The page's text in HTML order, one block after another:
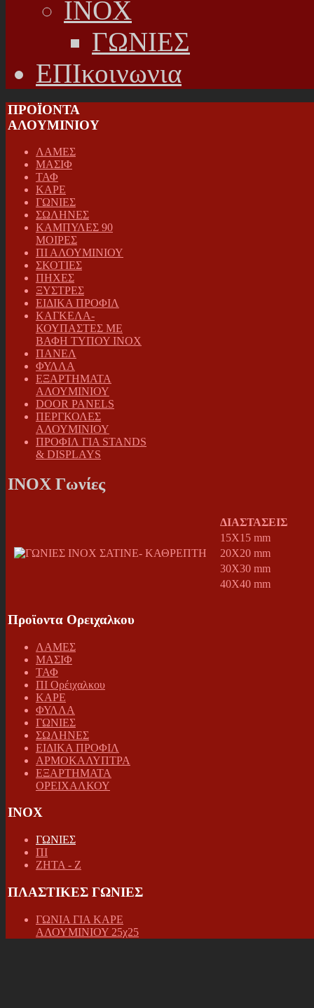
INOX
ΓΩΝΙΕΣ
ΕΠΙκοινωνια
ΠΡΟΪΟΝΤΑ
ΑΛΟΥΜΙΝΙΟΥ
ΛΑΜΕΣ
ΜΑΣΙΦ
ΤΑΦ
ΚΑΡΕ
ΓΩΝΙΕΣ
ΣΩΛΗΝΕΣ
ΚΑΜΠΥΛΕΣ 90
ΜΟΙΡΕΣ
ΠΙ ΑΛΟΥΜΙΝΙΟΥ
ΣΚΟΤΙΕΣ
ΠΗΧΕΣ
ΞΥΣΤΡΕΣ
ΕΙΔΙΚΑ ΠΡΟΦΙΛ
ΚΑΓΚΕΛΑ-
ΚΟΥΠΑΣΤΕΣ ΜΕ
ΒΑΦΗ ΤΥΠΟΥ INOX
ΠΑΝΕΛ
ΦΥΛΛΑ
ΕΞΑΡΤΗΜΑΤΑ
ΑΛΟΥΜΙΝΙΟΥ
DOOR PANELS
ΠΕΡΓΚΟΛΕΣ
ΑΛΟΥΜΙΝΙΟΥ
ΠΡΟΦΙΛ ΓΙΑ STANDS
& DISPLAYS
INOX Γωνίες
ΔΙΑΣΤΑΣΕΙΣ
15X15 mm
20X20 mm
30X30 mm
40X40 mm
Προϊοντα Ορειχαλκου
ΛΑΜΕΣ
ΜΑΣΙΦ
ΤΑΦ
ΠΙ Ορέιχαλκου
ΚΑΡΕ
ΦΥΛΛΑ
ΓΩΝΙΕΣ
ΣΩΛΗΝΕΣ
ΕΙΔΙΚΑ ΠΡΟΦΙΛ
ΑΡΜΟΚΑΛΥΠΤΡΑ
ΕΞΑΡΤΗΜΑΤΑ
ΟΡΕΙΧΑΛΚΟΥ
INOX
ΓΩΝΙΕΣ
ΠΙ
ΖΗΤΑ - Ζ
ΠΛΑΣΤΙΚΕΣ ΓΩΝΙΕΣ
ΓΩΝΙΑ ΓΙΑ ΚΑΡΕ
ΑΛΟΥΜΙΝΙΟΥ 25χ25